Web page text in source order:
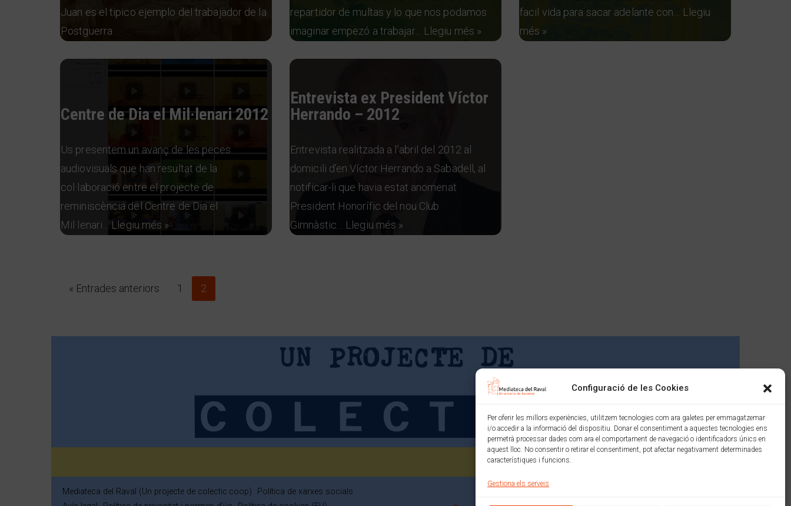
Configuració de les Cookies
Per oferir les millors experiències, utilitzem tecnologies com ara galetes per emmagatzemar
i/o accedir a la informació del dispositiu. Donar el consentiment a aquestes tecnologies ens
permetrà processar dades com ara el comportament de navegació o identificadors únics en
aquest lloc. No consentir o retirar el consentiment, pot afectar negativament determinades
característiques i funcions.
Gestiona els serveis
Juan es el tipico ejemplo del trabajador de la
Postguerra
repartidor de multas y lo que nos podamos
imaginar empezó a trabajar…
Llegiu més »
facil vida para sacar adelante con…
Llegiu
més »
Centre de Dia el Mil·lenari 2012
Us presentem un avanç de les peces
audiovisuals que han resultat de la
col·laboració entre el projecte de
reminiscència del Centre de Dia el
Mil·lenari… Llegiu més »
Entrevista ex President Víctor
Herrando – 2012
Entrevista realitzada a l’abril del 2012 al
domicili d’en Víctor Herrando a Sabadell, al
notificar-li que havia estat anomenat
President Honorífic del nou Club
Gimnàstic… Llegiu més »
« Entrades anteriors 1 2
Mediateca del Raval (Un projecte de colectic.coop)
Política de xarxes socials